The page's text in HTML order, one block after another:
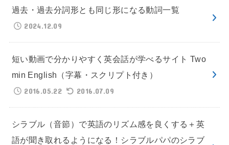
過去・過去分詞形とも同じ形になる動詞一覧
2024.12.09
短い動画で分かりやすく英会話が学べるサイト Two
min English（字幕・スクリプト付き）
2016.05.22
2016.07.09
シラブル（音節）で英語のリズム感を良くする＋英
語が聞き取れるようになる！シラブルパパのシラブ